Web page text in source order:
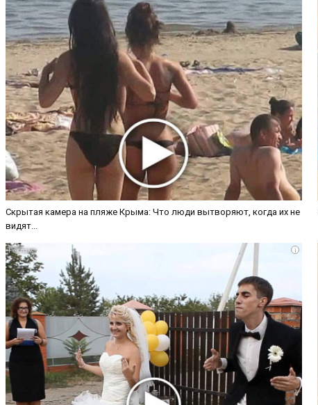
Скрытая камера на пляже Крыма: Что люди вытворяют, когда их не
видят...
i